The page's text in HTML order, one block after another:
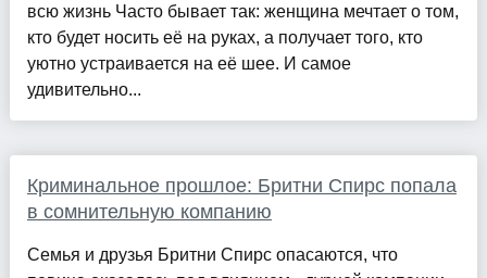
всю жизнь Часто бывает так: женщина мечтает о том,
кто будет носить её на руках, а получает того, кто
уютно устраивается на её шее. И самое
удивительно...
Криминальное прошлое: Бритни Спирс попала
в сомнительную компанию
Семья и друзья Бритни Спирс опасаются, что